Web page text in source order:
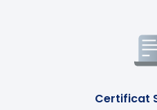
Certificat